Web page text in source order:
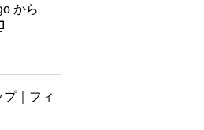
から
｜フィ